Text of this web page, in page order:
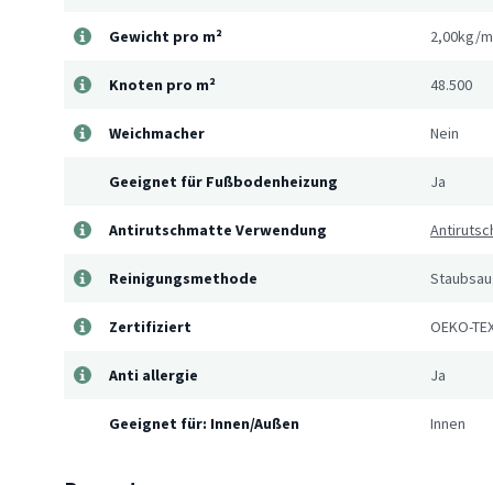
Gewicht pro m² 2,00kg/
Knoten pro m² 48.500
Weichmacher Nein
Geeignet für Fußbodenheizung Ja
Antirutschmatte Verwendung
Reinigungsmethode
Zertifiziert OEKO-
Anti allergie Ja
Geeignet für: Innen/Außen Innen